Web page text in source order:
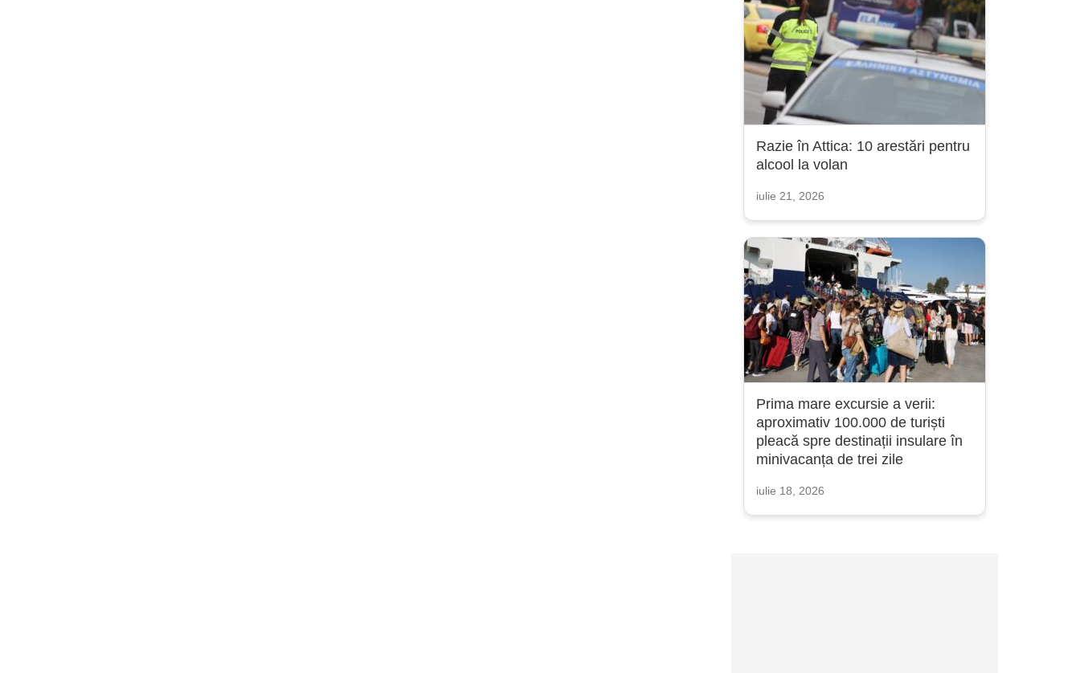
Razie în Attica: 10 arestări pentru
alcool la volan
iulie 21, 2026
Prima mare excursie a verii:
aproximativ 100.000 de turiști
pleacă spre destinații insulare în
minivacanța de trei zile
iulie 18, 2026